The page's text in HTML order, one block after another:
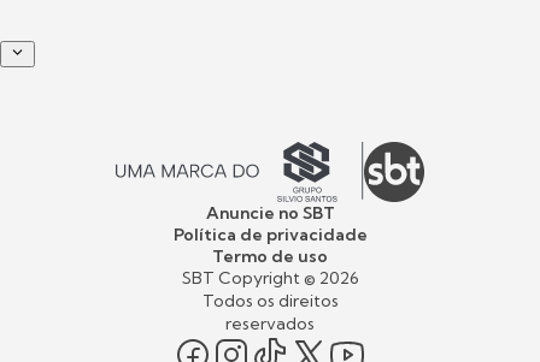
Anuncie no SBT
Política de privacidade
Termo de uso
SBT Copyright © 2026
Todos os direitos
reservados